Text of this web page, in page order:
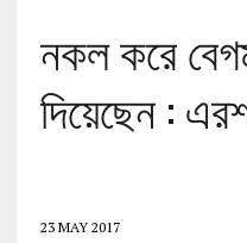
নকল করে
দিয়েছেন :
23 MAY 2017